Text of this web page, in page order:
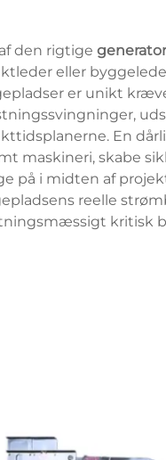
den rigtige
eller
er unikt
En
maskineri, skabe
på i midten af
reelle
kritisk